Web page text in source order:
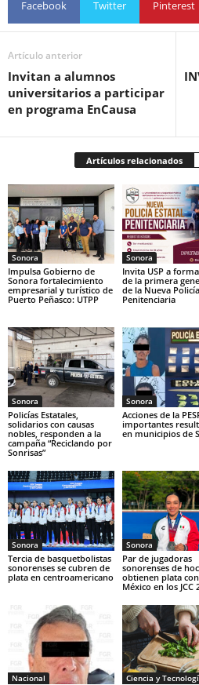
Facebook Twitter Pinterest
Artículo anterior
Invitan a alumnos
universitarios a participar
en programa EnCausa
Artículos relacionados
Sonora
Impulsa Gobierno de
Sonora fortalecimiento
empresarial y turístico de
Puerto Peñasco: UTPP
Sonora
Invita USP a
de la primera
de la Nueva
Penitenciaria
Sonora
Policías Estatales,
solidarios con causas
nobles, responden a la
campaña “Reciclando por
Sonrisas”
Sonora
Acciones de la
importantes
en municipios de
Sonora
Tercia de basquetbolistas
sonorenses se cubren de
plata en centroamericano
Sonora
Par de jugadoras
sonorenses de
obtienen plata con
México en los JCC
Nacional Ciencia y